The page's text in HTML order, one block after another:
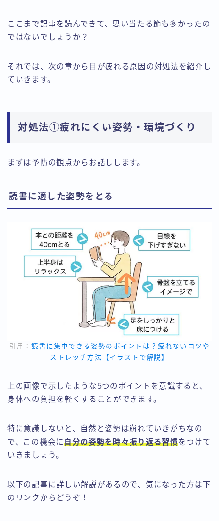
ここまで記事を読んできて、思い当たる節も多かったの
ではないでしょうか？
それでは、次の章から目が疲れる原因の対処法を紹介し
ていきます。
対処法①疲れにくい姿勢・環境づくり
まずは予防の観点からお話しします。
読書に適した姿勢をとる
引用：読書に集中できる姿勢のポイントは？疲れないコツや
ストレッチ方法【イラストで解説】
上の画像で示したような5つのポイントを意識すると、
身体への負担を軽くすることができます。
特に意識しないと、自然と姿勢は崩れていきがちなの
で、この機会に自分の姿勢を時々振り返る習慣をつけて
いきましょう。
以下の記事に詳しい解説があるので、気になった方は下
のリンクからどうぞ！